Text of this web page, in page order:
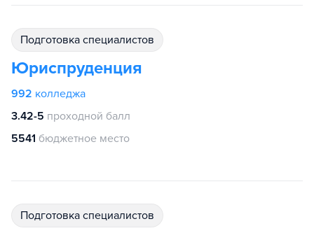
подготовка специалистов
Юриспруденция
992 колледжа
3.42-5 проходной балл
5541 бюджетное место
подготовка специалистов